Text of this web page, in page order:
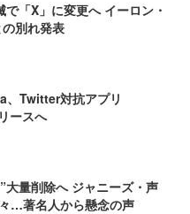
「X」に変更へ イーロン・
別れ発表
、Twitter対抗アプリ
ースへ
量削除へ ジャニーズ・声
…著名人から懸念の声